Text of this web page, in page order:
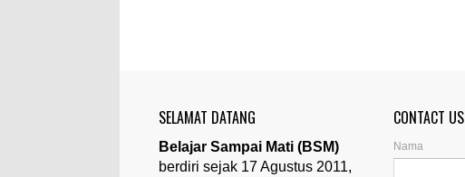
SELAMAT DATANG
Belajar Sampai Mati (BSM)
berdiri sejak 17 Agustus 2011,
CONTACT US
Nama